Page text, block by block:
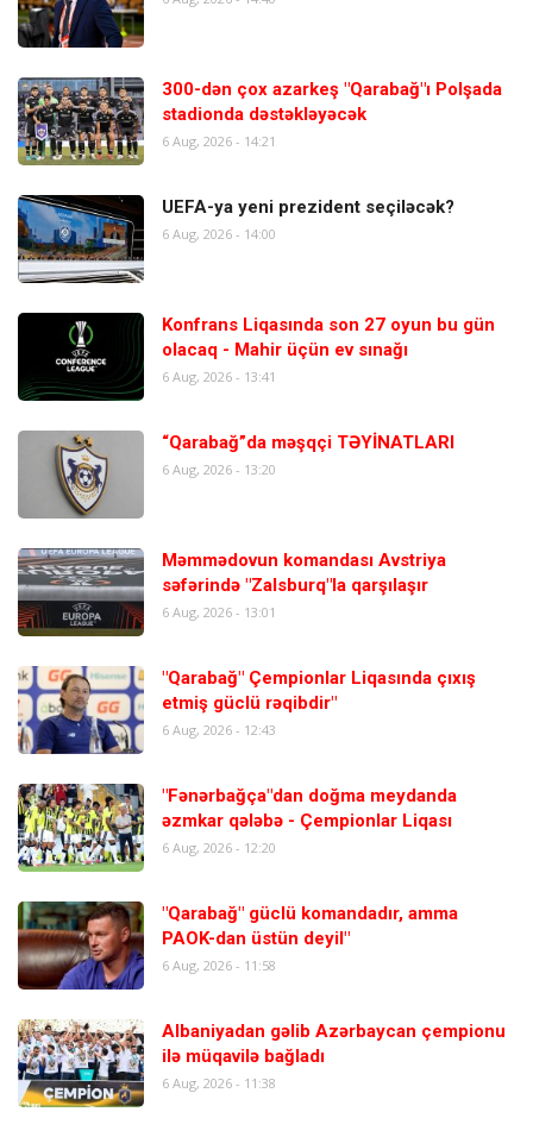
300-dən çox azarkeş "Qarabağ"ı Polşada
stadionda dəstəkləyəcək
6 Aug, 2026 - 14:21
UEFA-ya yeni prezident seçiləcək?
6 Aug, 2026 - 14:00
Konfrans Liqasında son 27 oyun bu gün
olacaq - Mahir üçün ev sınağı
6 Aug, 2026 - 13:41
“Qarabağ”da məşqçi TƏYİNATLARI
6 Aug, 2026 - 13:20
Məmmədovun komandası Avstriya
səfərində "Zalsburq"la qarşılaşır
6 Aug, 2026 - 13:01
"Qarabağ" Çempionlar Liqasında çıxış
etmiş güclü rəqibdir"
6 Aug, 2026 - 12:43
"Fənərbağça"dan doğma meydanda
əzmkar qələbə - Çempionlar Liqası
6 Aug, 2026 - 12:20
"Qarabağ" güclü komandadır, amma
PAOK-dan üstün deyil"
6 Aug, 2026 - 11:58
Albaniyadan gəlib Azərbaycan çempionu
ilə müqavilə bağladı
6 Aug, 2026 - 11:38